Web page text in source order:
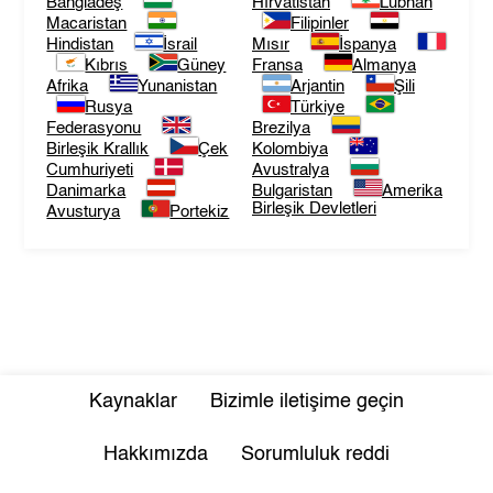
Macaristan
Hindistan
İsrail
Kıbrıs
Güney
Afrika
Yunanistan
Rusya
Federasyonu
Birleşik Krallık
Çek
Cumhuriyeti
Danimarka
Avusturya
Portekiz
Filipinler
Mısır
İspanya
Fransa
Almanya
Arjantin
Şili
Türkiye
Brezilya
Kolombiya
Avustralya
Bulgaristan
Amerika
Birleşik Devletleri
Kaynaklar Bizimle iletişime geçin
Hakkımızda Sorumluluk reddi